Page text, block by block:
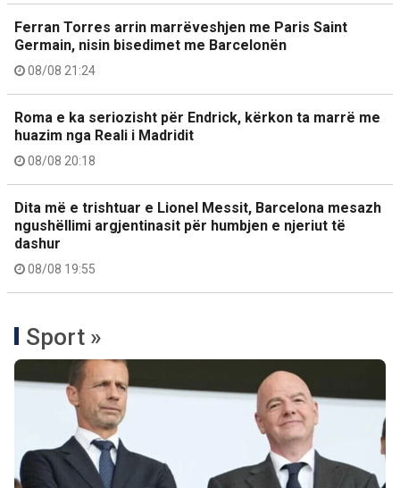
Ferran Torres arrin marrëveshjen me Paris Saint
Germain, nisin bisedimet me Barcelonën
08/08 21:24
Roma e ka seriozisht për Endrick, kërkon ta marrë me
huazim nga Reali i Madridit
08/08 20:18
Dita më e trishtuar e Lionel Messit, Barcelona mesazh
ngushëllimi argjentinasit për humbjen e njeriut të
dashur
08/08 19:55
Sport »